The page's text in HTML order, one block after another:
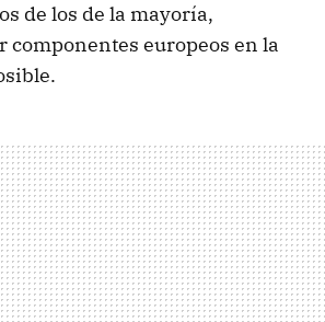
de los de la mayoría,
componentes europeos en la